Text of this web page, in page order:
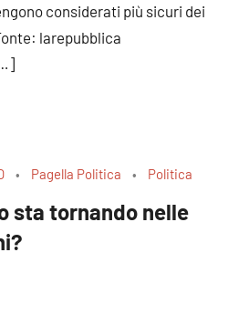
considerati più sicuri dei
Fonte: larepubblica
Pagella Politica Politica
sta tornando nelle